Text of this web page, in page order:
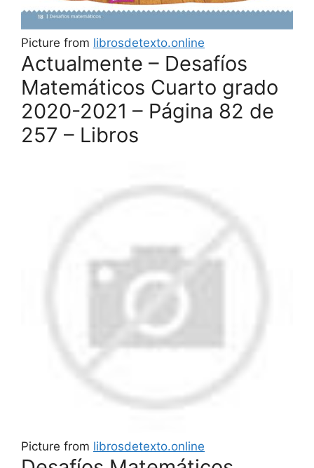
Picture from librosdetexto.online
Actualmente – Desafíos
Matemáticos Cuarto grado
2020-2021 – Página 82 de
257 – Libros
Picture from librosdetexto.online